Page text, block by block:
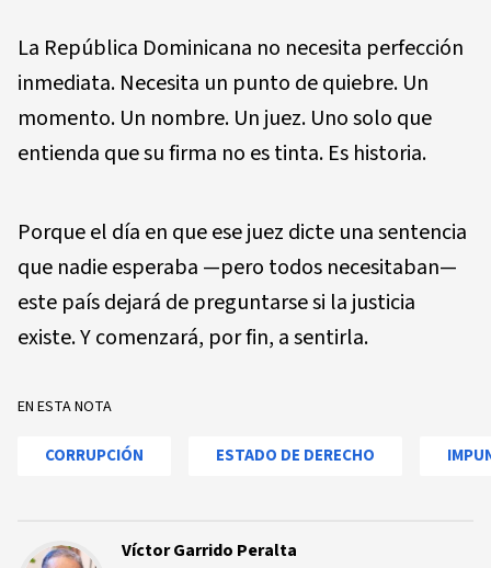
La República Dominicana no necesita perfección
inmediata. Necesita un punto de quiebre. Un
momento. Un nombre. Un juez. Uno solo que
entienda que su firma no es tinta. Es historia.
Porque el día en que ese juez dicte una sentencia
que nadie esperaba —pero todos necesitaban—
este país dejará de preguntarse si la justicia
existe. Y comenzará, por fin, a sentirla.
EN ESTA NOTA
CORRUPCIÓN ESTADO DE DERECHO
Víctor Garrido Peralta